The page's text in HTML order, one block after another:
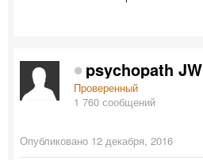
psychopath JW
Проверенный
1 760 сообщений
Опубликовано 12 декабря, 2016